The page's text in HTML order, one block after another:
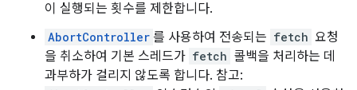
이 실행되는 횟수를 제한합니다.
AbortController 를 사용하여 전송되는 fetch 요청
을 취소하여 기본 스레드가 fetch 콜백을 처리하는 데
과부하가 걸리지 않도록 합니다. 참고: